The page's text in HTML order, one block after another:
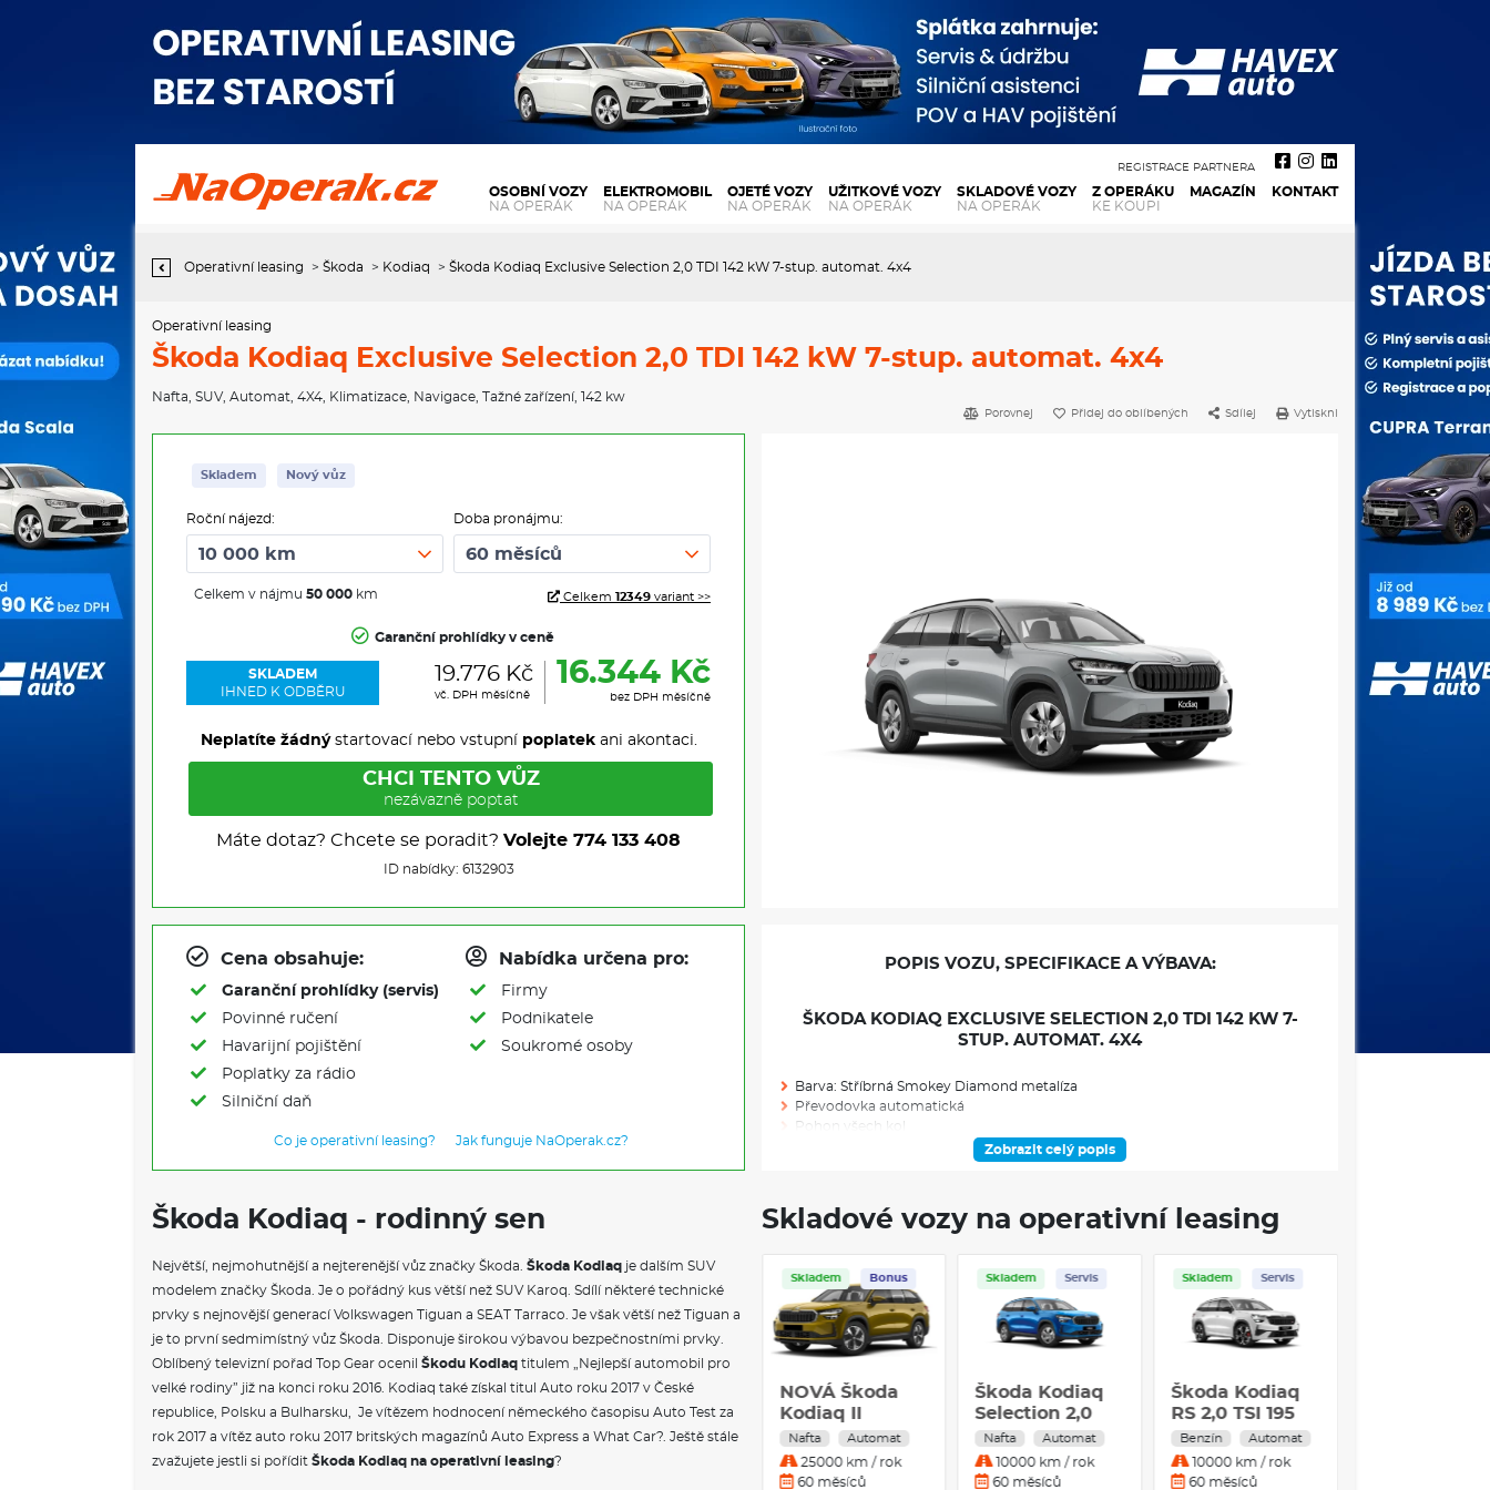
Operativní leasing Škoda Kodiaq Exclusive Selection 2,0 TDI 142
kW 7-stup. automat. 4x4
OSOBNÍ VOZY
NA OPERÁK
ELEKTROMOBIL
NA OPERÁK
OJETÉ VOZY
NA OPERÁK
UŽITKOVÉ VOZY
NA OPERÁK
SKLADOVÉ VOZY
NA OPERÁK
Z OPERÁKU
KE KOUPI
MAGAZÍN KONTAKT
REGISTRACE PARTNERA
Operativní leasing > Škoda > Kodiaq > Škoda Kodiaq Exclusive Selection 2,0 TDI 142 kW 7-stup. automat. 4x4
Operativní leasing
Škoda Kodiaq Exclusive Selection 2,0 TDI 142 kW 7-stup. automat. 4x4
Nafta SUV, Automat 4X4 Klimatizace Navigace Tažné zařízení, 142 kw
Porovnej Přidej do oblíbených Sdílej Vytiskni
Skladem Nový vůz
Roční nájezd:
Celkem v nájmu 50 000 km
Doba pronájmu:
Celkem 12349 variant >>
Garanční prohlídky v ceně
SKLADEM
IHNED K ODBĚRU
19.776 Kč
vč. DPH měsíčně
16.344 Kč
bez DPH měsíčně
Neplatíte žádnýstartovací nebo vstupní poplatekani akontaci.
CHCI TENTO VŮZ
nezávazně poptat
Máte dotaz? Chcete se poradit? Volejte 774 133 408
ID nabídky: 6132903
Cena obsahuje:
Garanční prohlídky (servis)
Povinné ručení
Havarijní pojištění
Poplatky za rádio
Silniční daň
Nabídka určena pro:
Firmy
Podnikatele
Soukromé osoby
Co je operativní leasing? Jak funguje NaOperak.cz?
POPIS VOZU, SPECIFIKACE A VÝBAVA:
ŠKODA KODIAQ EXCLUSIVE SELECTION 2,0 TDI 142 KW 7-
STUP. AUTOMAT. 4X4
Barva: Stříbrná Smokey Diamond metalíza
Převodovka automatická
Pohon všech kol
DOSTUPNOST
Skladem: 2
Ve výrobě: 0
VÝBAVA NAD RÁMEC VÝBAVOVÉHO STUPNĚ
Krytky šroubů kol
Halti 19" antracitová leštěná
Pneumatiky 235/50 R19 99V
Adaptér zásuvky tažného zařízení
Tažné zařízení sklopné - elektronicky odjistitelné s asistentem pro manévrování
Zobrazit celý popis
Škoda Kodiaq - rodinný sen
Největší, nejmohutnější a nejterenější vůz značky Škoda. Škoda Kodiaq je dalším SUV
modelem značky Škoda. Je o pořádný kus větší než SUV Karoq. Sdílí některé technické
prvky s nejnovější generací Volkswagen Tiguan a SEAT Tarraco. Je však větší než Tiguan a
je to první sedmimístný vůz Škoda. Disponuje širokou výbavou bezpečnostními prvky.
Oblíbený televizní pořad Top Gear ocenil Škodu Kodiaq titulem „Nejlepší automobil pro
velké rodiny” již na konci roku 2016. Kodiaq také získal titul Auto roku 2017 v České
republice, Polsku a Bulharsku, Je vítězem hodnocení německého časopisu Auto Test za
rok 2017 a vítěz auto roku 2017 britských magazínů Auto Express a What Car?. Ještě stále
zvažujete jestli si pořídit Škoda Kodiaq na operativní leasing?
Skladové vozy na operativní leasing
Škoda Kodiaq
Sportline 2.0
TDI 142 kW
Nafta Automat
Skladem Bonus
NOVÁ Škoda
Kodiaq II
Selection 2,0
TDI 193k DSG -
4x4
Nafta Automat
25000 km / rok
60 měsíců
Skladem Servis
Škoda Kodiaq
Selection 2,0
TDI 142 kW 7°
automatická
DSG 4x4
Nafta Automat
10000 km / rok
60 měsíců
Skladem Servis
Škoda Kodiaq
RS 2,0 TSI 195
kW 7°
automatická
DSG 4x4
Benzín Automat
10000 km / rok
60 měsíců